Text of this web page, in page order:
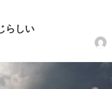
らしい